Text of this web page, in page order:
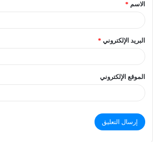
الاسم *
البريد الإلكتروني *
الموقع الإلكتروني